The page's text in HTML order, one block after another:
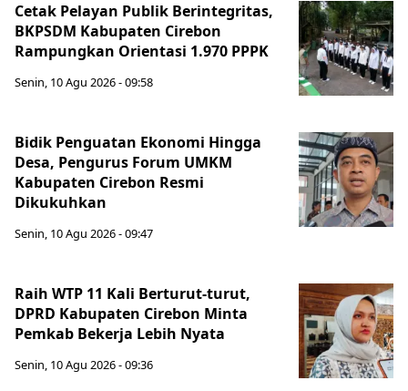
Cetak Pelayan Publik Berintegritas,
BKPSDM Kabupaten Cirebon
Rampungkan Orientasi 1.970 PPPK
Senin, 10 Agu 2026 - 09:58
Bidik Penguatan Ekonomi Hingga
Desa, Pengurus Forum UMKM
Kabupaten Cirebon Resmi
Dikukuhkan
Senin, 10 Agu 2026 - 09:47
Raih WTP 11 Kali Berturut-turut,
DPRD Kabupaten Cirebon Minta
Pemkab Bekerja Lebih Nyata
Senin, 10 Agu 2026 - 09:36